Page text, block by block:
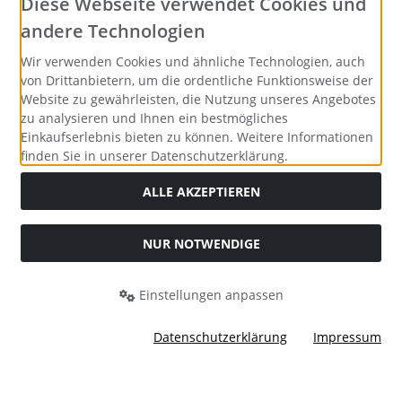
Alle Preise inkl. gesetzl. MwSt. zzgl.Versandkosten
durchgestrichenen Preise entsprechen dem bisherigen Preis
Merrys Bastelstübchen - Der kreative Shop für Bastelfans. ©
andere Technologien
Wir verwenden Cookies und ähnliche Technologien, auch
von Drittanbietern, um die ordentliche Funktionsweise der
Website zu gewährleisten, die Nutzung unseres Angebotes
zu analysieren und Ihnen ein bestmögliches
Einkaufserlebnis bieten zu können. Weitere Informationen
finden Sie in unserer Datenschutzerklärung.
ALLE AKZEPTIEREN
NUR NOTWENDIGE
Einstellungen anpassen
Datenschutzerklärung Impressum